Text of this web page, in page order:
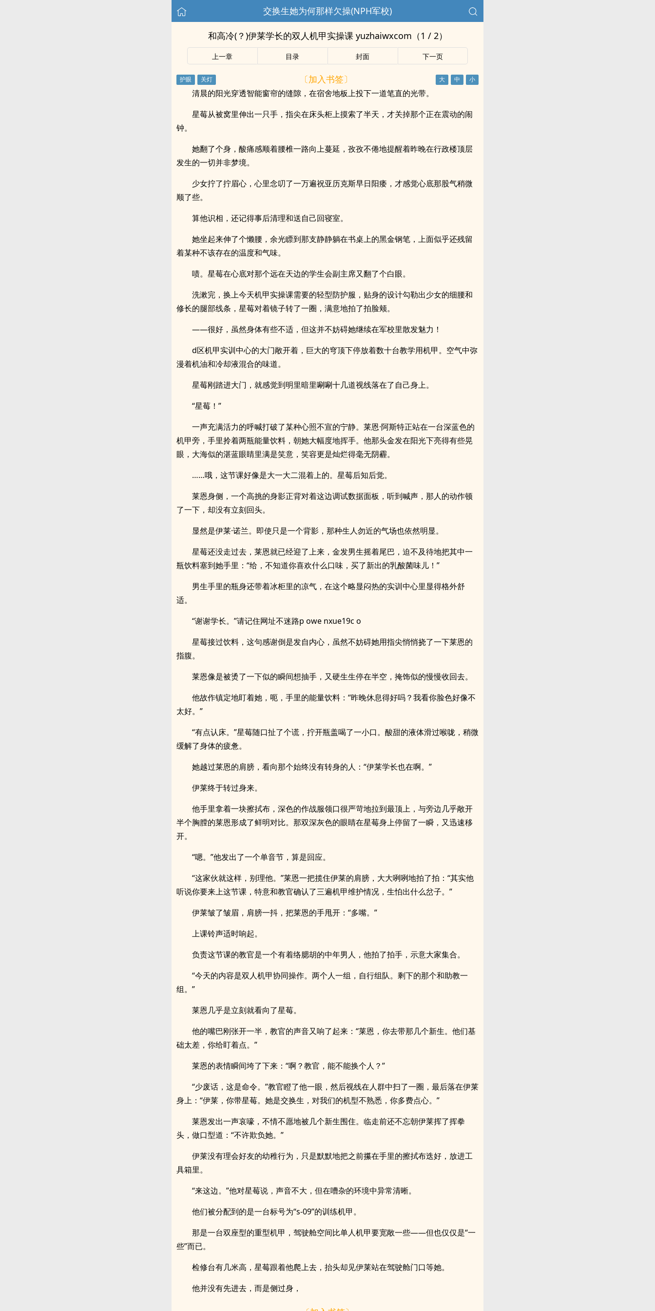
交换生她为何那样欠操(NPH军校)
和高冷(？)伊莱学长的双人机甲实操课 yuzhaiwxcom（1 / 2）
上一章 目录 封面 下一页
〔加入书签〕
清晨的阳光穿透智能窗帘的缝隙，在宿舍地板上投下一道笔直的光带。
星莓从被窝里伸出一只手，指尖在床头柜上摸索了半天，才关掉那个正在震动的闹
钟。
她翻了个身，酸痛感顺着腰椎一路向上蔓延，孜孜不倦地提醒着昨晚在行政楼顶层
发生的一切并非梦境。
少女拧了拧眉心，心里念叨了一万遍祝亚历克斯早日阳痿，才感觉心底那股气稍微
顺了些。
算他识相，还记得事后清理和送自己回寝室。
她坐起来伸了个懒腰，余光瞟到那支静静躺在书桌上的黑金钢笔，上面似乎还残留
着某种不该存在的温度和气味。
啧。星莓在心底对那个远在天边的学生会副主席又翻了个白眼。
洗漱完，换上今天机甲实操课需要的轻型防护服，贴身的设计勾勒出少女的细腰和
修长的腿部线条，星莓对着镜子转了一圈，满意地拍了拍脸颊。
——很好，虽然身体有些不适，但这并不妨碍她继续在军校里散发魅力！
d区机甲实训中心的大门敞开着，巨大的穹顶下停放着数十台教学用机甲。空气中弥
漫着机油和冷却液混合的味道。
星莓刚踏进大门，就感觉到明里暗里唰唰十几道视线落在了自己身上。
“星莓！”
一声充满活力的呼喊打破了某种心照不宣的宁静。莱恩·阿斯特正站在一台深蓝色的
机甲旁，手里拎着两瓶能量饮料，朝她大幅度地挥手。他那头金发在阳光下亮得有些晃
眼，大海似的湛蓝眼睛里满是笑意，笑容更是灿烂得毫无阴霾。
……哦，这节课好像是大一大二混着上的。星莓后知后觉。
莱恩身侧，一个高挑的身影正背对着这边调试数据面板，听到喊声，那人的动作顿
了一下，却没有立刻回头。
显然是伊莱·诺兰。即使只是一个背影，那种生人勿近的气场也依然明显。
星莓还没走过去，莱恩就已经迎了上来，金发男生摇着尾巴，迫不及待地把其中一
瓶饮料塞到她手里：“给，不知道你喜欢什么口味，买了新出的乳酸菌味儿！”
男生手里的瓶身还带着冰柜里的凉气，在这个略显闷热的实训中心里显得格外舒
适。
“谢谢学长。”请记住网址不迷路p owe nxue19c o
星莓接过饮料，这句感谢倒是发自内心，虽然不妨碍她用指尖悄悄挠了一下莱恩的
指腹。
莱恩像是被烫了一下似的瞬间想抽手，又硬生生停在半空，掩饰似的慢慢收回去。
他故作镇定地盯着她，呃，手里的能量饮料：“昨晚休息得好吗？我看你脸色好像不
太好。”
“有点认床。”星莓随口扯了个谎，拧开瓶盖喝了一小口。酸甜的液体滑过喉咙，稍微
缓解了身体的疲惫。
她越过莱恩的肩膀，看向那个始终没有转身的人：“伊莱学长也在啊。”
伊莱终于转过身来。
他手里拿着一块擦拭布，深色的作战服领口很严苛地拉到最顶上，与旁边几乎敞开
半个胸膛的莱恩形成了鲜明对比。那双深灰色的眼睛在星莓身上停留了一瞬，又迅速移
开。
“嗯。”他发出了一个单音节，算是回应。
“这家伙就这样，别理他。”莱恩一把揽住伊莱的肩膀，大大咧咧地拍了拍：“其实他
听说你要来上这节课，特意和教官确认了三遍机甲维护情况，生怕出什么岔子。”
伊莱皱了皱眉，肩膀一抖，把莱恩的手甩开：“多嘴。”
上课铃声适时响起。
负责这节课的教官是一个有着络腮胡的中年男人，他拍了拍手，示意大家集合。
“今天的内容是双人机甲协同操作。两个人一组，自行组队。剩下的那个和助教一
组。”
莱恩几乎是立刻就看向了星莓。
他的嘴巴刚张开一半，教官的声音又响了起来：“莱恩，你去带那几个新生。他们基
础太差，你给盯着点。”
莱恩的表情瞬间垮了下来：“啊？教官，能不能换个人？”
“少废话，这是命令。”教官瞪了他一眼，然后视线在人群中扫了一圈，最后落在伊莱
身上：“伊莱，你带星莓。她是交换生，对我们的机型不熟悉，你多费点心。”
莱恩发出一声哀嚎，不情不愿地被几个新生围住。临走前还不忘朝伊莱挥了挥拳
头，做口型道：“不许欺负她。”
伊莱没有理会好友的幼稚行为，只是默默地把之前攥在手里的擦拭布迭好，放进工
具箱里。
“来这边。”他对星莓说，声音不大，但在嘈杂的环境中异常清晰。
他们被分配到的是一台标号为“s-09”的训练机甲。
那是一台双座型的重型机甲，驾驶舱空间比单人机甲要宽敞一些——但也仅仅是“一
些”而已。
检修台有几米高，星莓跟着他爬上去，抬头却见伊莱站在驾驶舱门口等她。
他并没有先进去，而是侧过身，